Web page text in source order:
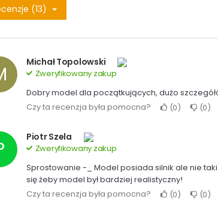
(13)
Michał Topolowski
Zweryfikowany zakup
Dobry model dla początkujących, dużo
Czy ta recenzja była pomocna?
0 0
Piotr Szela
Zweryfikowany zakup
Sprostowanie -_ Model posiada silnik ale nie
się żeby model był bardziej realistyczny!
Czy ta recenzja była pomocna?
0 0